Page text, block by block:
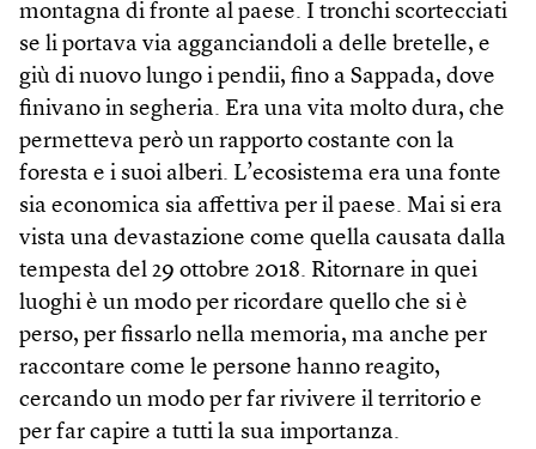
montagna di fronte al paese. I tronchi scortecciati
se li portava via agganciandoli a delle bretelle, e
giù di nuovo lungo i pendii, fino a Sappada, dove
finivano in segheria. Era una vita molto dura, che
permetteva però un rapporto costante con la
foresta e i suoi alberi. L’ecosistema era una fonte
sia economica sia affettiva per il paese. Mai si era
vista una devastazione come quella causata dalla
tempesta del 29 ottobre 2018. Ritornare in quei
luoghi è un modo per ricordare quello che si è
perso, per fissarlo nella memoria, ma anche per
raccontare come le persone hanno reagito,
cercando un modo per far rivivere il territorio e
per far capire a tutti la sua importanza.